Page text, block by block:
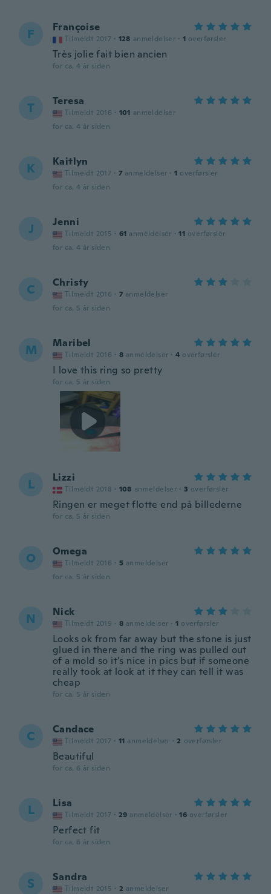
F Françoise
Tilmeldt 2017 · 128 anmeldelser · 1 overførsler
Très jolie fait bien ancien
for ca. 4 år siden
T Teresa
Tilmeldt 2016 · 101 anmeldelser
for ca. 4 år siden
K Kaitlyn
Tilmeldt 2017 · 7 anmeldelser · 1 overførsler
for ca. 4 år siden
J Jenni
Tilmeldt 2015 · 61 anmeldelser · 11 overførsler
for ca. 4 år siden
C Christy
Tilmeldt 2016 · 7 anmeldelser
for ca. 5 år siden
M Maribel
Tilmeldt 2016 · 8 anmeldelser · 4 overførsler
I love this ring so pretty
for ca. 5 år siden
L Lizzi
Tilmeldt 2018 · 108 anmeldelser · 3 overførsler
Ringen er meget flotte end på billederne
for ca. 5 år siden
O Omega
Tilmeldt 2016 · 5 anmeldelser
for ca. 5 år siden
N Nick
Tilmeldt 2019 · 8 anmeldelser · 1 overførsler
Looks ok from far away but the stone is just
glued in there and the ring was pulled out
of a mold so it’s nice in pics but if someone
really took at look at it they can tell it was
cheap
for ca. 5 år siden
C Candace
Tilmeldt 2017 · 11 anmeldelser · 2 overførsler
Beautiful
for ca. 6 år siden
L Lisa
Tilmeldt 2017 · 29 anmeldelser · 16 overførsler
Perfect fit
for ca. 6 år siden
S Sandra
Tilmeldt 2015 · 2 anmeldelser